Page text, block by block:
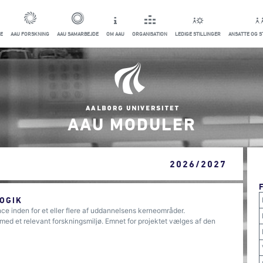
AAU FORSKNING AAU SAMARBEJDE OM AAU ORGANISATION LEDIGE STILLINGER ANSATTE OG
AAU MODULER
2026/2027
inden for et eller flere af uddannelsens kerneområder.
et relevant forskningsmiljø. Emnet for projektet vælges af den